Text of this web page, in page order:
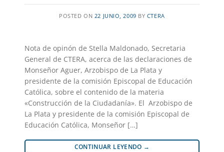
POSTED ON 22 JUNIO, 2009 BY CTERA
Nota de opinón de Stella Maldonado, Secretaria
General de CTERA, acerca de las declaraciones de
Monseñor Aguer, Arzobispo de La Plata y
presidente de la comisión Episcopal de Educación
Católica, sobre el contenido de la materia
«Construcción de la Ciudadanía». El Arzobispo de
La Plata y presidente de la comisión Episcopal de
Educación Católica, Monseñor […]
CONTINUAR LEYENDO →